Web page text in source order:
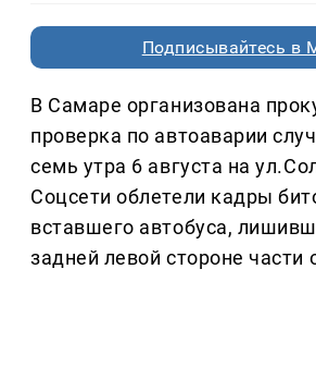
Подписывайтесь в
В Самаре организована
проверка по автоаварии
семь утра 6 августа на
Соцсети облетели кадры
вставшего автобуса,
задней левой стороне части